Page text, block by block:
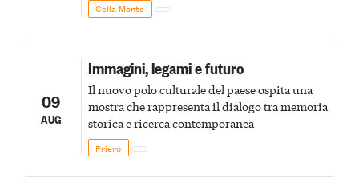
Cella Monte
09
AUG
Immagini, legami e futuro
Il nuovo polo culturale del paese ospita una
mostra che rappresenta il dialogo tra memoria
storica e ricerca contemporanea
Priero